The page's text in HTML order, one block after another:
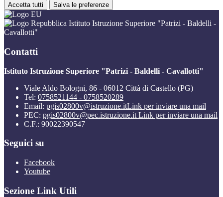
Accetta tutti Salva le preferenze
Istituto Istruzione Superiore "Patrizi - Baldelli -
Cavallotti"
Contatti
Istituto Istruzione Superiore "Patrizi - Baldelli - Cavallotti"
Viale Aldo Bologni, 86 - 06012 Città di Castello (PG)
Tel: 0758521144 - 0758520289
Email: pgis02800v@istruzione.itLink per inviare una mail
PEC: pgis02800v@pec.istruzione.it Link per inviare una mail
C.F.: 90022390547
Seguici su
Facebook
Youtube
Sezione Link Utili